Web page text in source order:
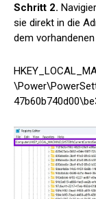
Schritt 2.
sie direkt in die
dem